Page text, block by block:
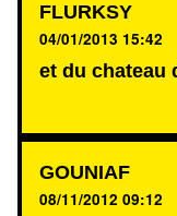
FLURKSY
04/01/2013 15:42
et du chateau
GOUNIAF
08/11/2012 09:12